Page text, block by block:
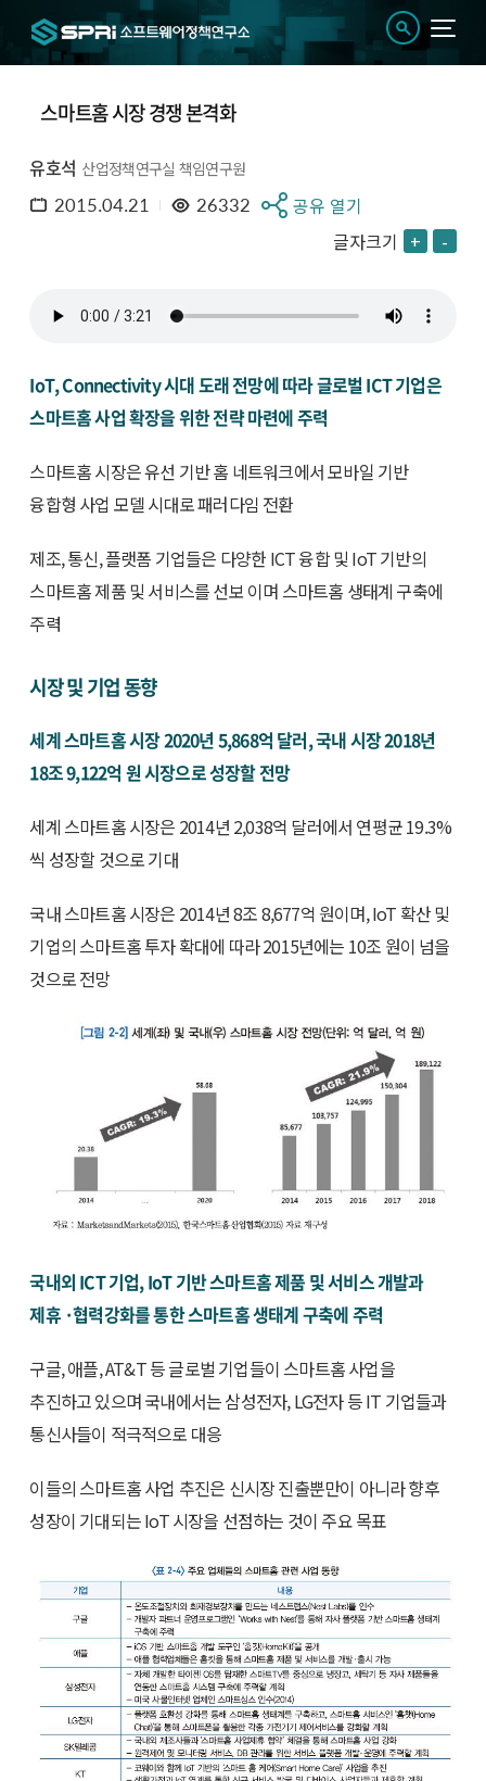
스마트홈 시장 경쟁 본격화
유호석 산업정책연구실 책임연구원
2015.04.21 26332
공유 열기
글자크기 + -
IoT, Connectivity 시대 도래 전망에 따라 글로벌 ICT 기업은
스마트홈 사업 확장을 위한 전략 마련에 주력
스마트홈 시장은 유선 기반 홈 네트워크에서 모바일 기반
융합형 사업 모델 시대로 패러다임 전환
제조, 통신, 플랫폼 기업들은 다양한 ICT 융합 및 IoT 기반의
스마트홈 제품 및 서비스를 선보 이며 스마트홈 생태계 구축에
주력
시장 및 기업 동향
세계 스마트홈 시장 2020년 5,868억 달러, 국내 시장 2018년
18조 9,122억 원 시장으로 성장할 전망
세계 스마트홈 시장은 2014년 2,038억 달러에서 연평균 19.3%
씩 성장할 것으로 기대
국내 스마트홈 시장은 2014년 8조 8,677억 원이며, IoT 확산 및
기업의 스마트홈 투자 확대에 따라 2015년에는 10조 원이 넘을
것으로 전망
국내외 ICT 기업, IoT 기반 스마트홈 제품 및 서비스 개발과
제휴 ·협력강화를 통한 스마트홈 생태계 구축에 주력
구글, 애플, AT&T 등 글로벌 기업들이 스마트홈 사업을
추진하고 있으며 국내에서는 삼성전자, LG전자 등 IT 기업들과
통신사들이 적극적으로 대응
이들의 스마트홈 사업 추진은 신시장 진출뿐만이 아니라 향후
성장이 기대되는 IoT 시장을 선점하는 것이 주요 목표